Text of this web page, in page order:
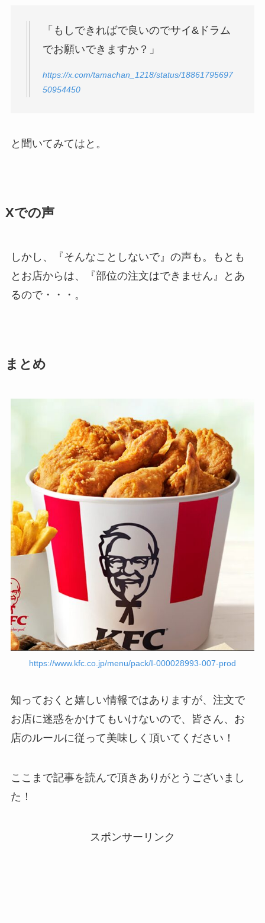
「もしできればで良いのでサイ&ドラム
でお願いできますか？」
https://x.com/tamachan_1218/status/18861795697
50954450
と聞いてみてはと。
Xでの声
しかし、『そんなことしないで』の声も。もとも
とお店からは、『部位の注文はできません』とあ
るので・・・。
まとめ
https://www.kfc.co.jp/menu/pack/I-000028993-007-prod
知っておくと嬉しい情報ではありますが、注文で
お店に迷惑をかけてもいけないので、皆さん、お
店のルールに従って美味しく頂いてください！
ここまで記事を読んで頂きありがとうございまし
た！
スポンサーリンク